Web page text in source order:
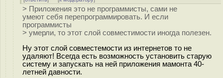
> Приложения это не программисты, сами не
умеют себя перепрограммировать. И если
программисты
> умерли, то этот слой совместимости иногда полезен.
Ну этот слой совместемости из интернетов то не
удаляют! Всегда есть возможность установить старую
систему и запускать на ней приложения мамонта 40-
летней давности.